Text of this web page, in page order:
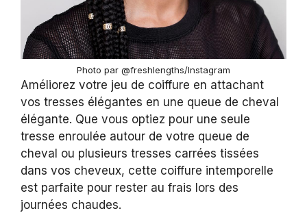
Photo par @freshlengths/Instagram
Améliorez votre jeu de coiffure en attachant
vos tresses élégantes en une queue de cheval
élégante. Que vous optiez pour une seule
tresse enroulée autour de votre queue de
cheval ou plusieurs tresses carrées tissées
dans vos cheveux, cette coiffure intemporelle
est parfaite pour rester au frais lors des
journées chaudes.